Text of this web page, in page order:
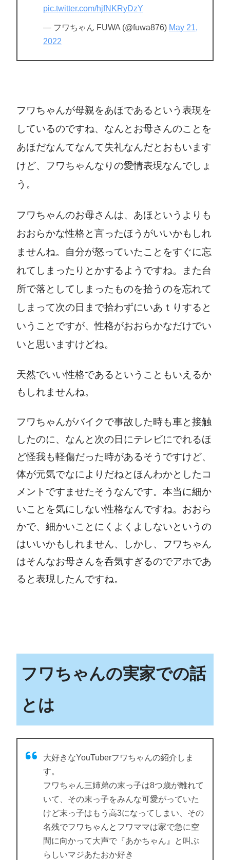
pic.twitter.com/hjfNKRyDzY
— フワちゃん FUWA (@fuwa876) May 21,
2022
フワちゃんが母親をあほであるという表現を
しているのですね、なんとお母さんのことを
あほだなんてなんて失礼なんだとおもいます
けど、フワちゃんなりの愛情表現なんでしょ
う。
フワちゃんのお母さんは、あほというよりも
おおらかな性格と言ったほうがいいかもしれ
ませんね。自分が怒っていたことをすぐに忘
れてしまったりとかするようですね。また台
所で落としてしまったものを拾うのを忘れて
しまって次の日まで拾わずにいあｔりすると
いうことですが、性格がおおらかなだけでい
いと思いますけどね。
天然でいい性格であるということもいえるか
もしれませんね。
フワちゃんがバイクで事故した時も車と接触
したのに、なんと次の日にテレビにでれるほ
ど怪我も軽傷だった時があるそうですけど、
体が元気でなによりだねとほんわかとしたコ
メントですませたそうなんです。本当に細か
いことを気にしない性格なんですね。おおら
かで、細かいことにくよくよしないというの
はいいかもしれません、しかし、フワちゃん
はそんなお母さんを呑気すぎるのでアホであ
ると表現したんですね。
フワちゃんの実家での話
とは
大好きなYouTuberフワちゃんの紹介しま
す。
フワちゃん三姉弟の末っ子は8つ歳が離れて
いて、その末っ子をみんな可愛がっていた
けど末っ子はもう高3になってしまい、その
名残でフワちゃんとフワママは家で急に空
間に向かって大声で『あかちゃん』と叫ぶ
らしいマジあたおか好き